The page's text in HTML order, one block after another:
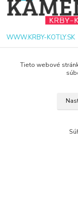
WWW.KRBY-KOTLY.SK
Tieto webové